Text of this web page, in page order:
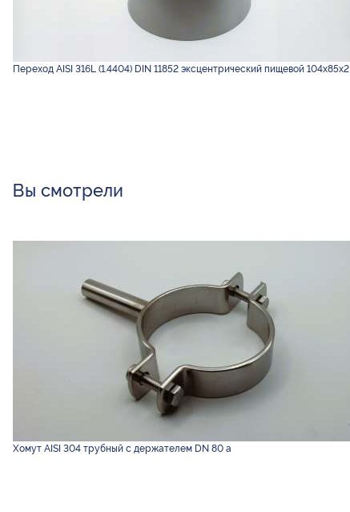
Переход AISI 316L (1.4404) DIN 11852 эксцентрический пищевой 104х85х2
Вы смотрели
Хомут AISI 304 трубный с держателем DN 80 а